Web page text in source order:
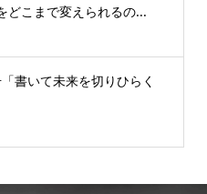
どこまで変えられるの...
書いて未来を切りひらく